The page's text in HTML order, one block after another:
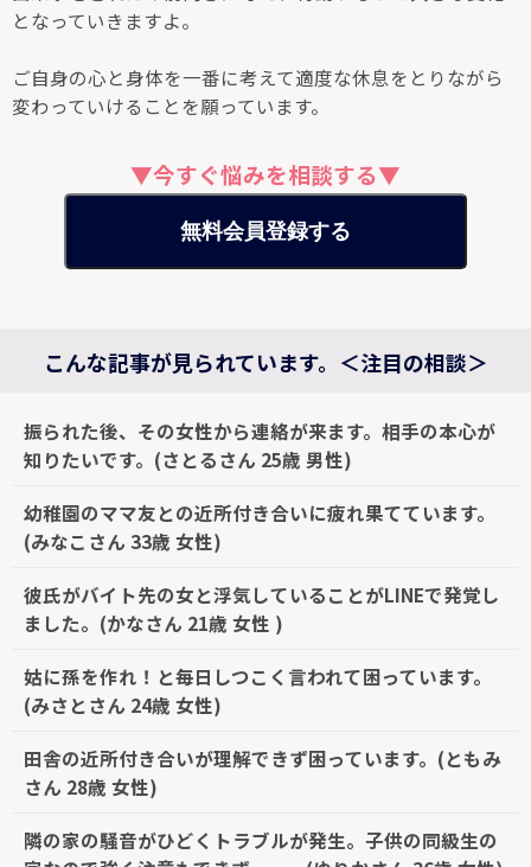
となっていきますよ。
ご自身の心と身体を一番に考えて適度な休息をとりながら
変わっていけることを願っています。
▼今すぐ悩みを相談する▼
無料会員登録する
こんな記事が見られています。＜注目の相談＞
振られた後、その女性から連絡が来ます。相手の本心が
知りたいです。(さとるさん 25歳 男性)
幼稚園のママ友との近所付き合いに疲れ果てています。
(みなこさん 33歳 女性)
彼氏がバイト先の女と浮気していることがLINEで発覚し
ました。(かなさん 21歳 女性 )
姑に孫を作れ！と毎日しつこく言われて困っています。
(みさとさん 24歳 女性)
田舎の近所付き合いが理解できず困っています。(ともみ
さん 28歳 女性)
隣の家の騒音がひどくトラブルが発生。子供の同級生の